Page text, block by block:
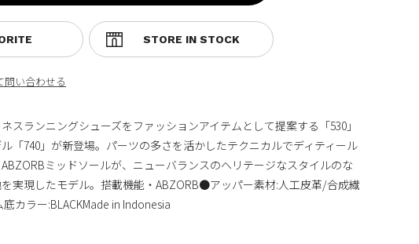
問い合わせる
スランニングシューズをファッションアイテムとして提案する「530」
「740」が新登場。パーツの多さを活かしたテクニカルでディティール
ミッドソールが、ニューバランスのヘリテージなスタイルのな
実現したモデル。搭載機能・ABZORB●アッパー素材:人工皮革/合成繊
カラー:BLACKMade in Indonesia